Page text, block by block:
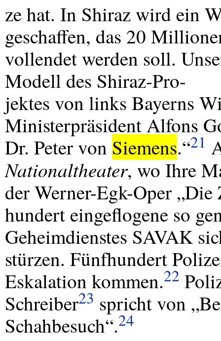
ze hat. In Shiraz wird ein
geschaffen, das 20
vollendet werden soll.
Modell des Shiraz-Pro-
jektes von links Bayerns
Ministerpräsident Alfons
Dr. Peter von Siemens.“21
Nationaltheater, wo Ihre
der Werner-Egk-Oper „Die
hundert eingeflogene so
Geheimdienstes SAVAK
stürzen. Fünfhundert
Eskalation kommen.22
Schreiber23 spricht von
Schahbesuch“.24